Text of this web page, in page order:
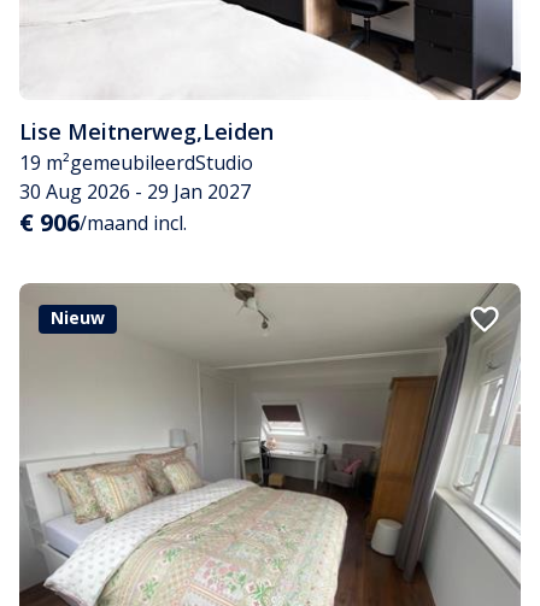
Lise Meitnerweg,Leiden
19 m²gemeubileerdStudio
30 Aug 2026 - 29 Jan 2027
€ 906/maand incl.
Nieuw